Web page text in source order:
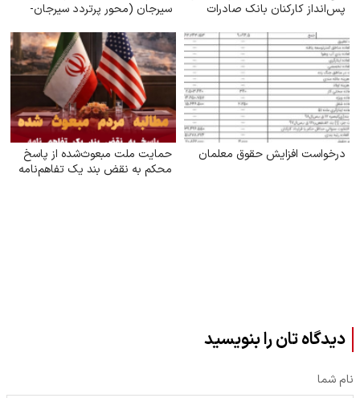
پس‌انداز کارکنان بانک صادرات
سیرجان (محور پرتردد سیرجان-
درخواست افزایش حقوق معلمان
حمایت ملت مبعوث‌شده از پاسخ
محکم به نقض بند یک تفاهم‌نامه
دیدگاه تان را بنویسید
نام شما